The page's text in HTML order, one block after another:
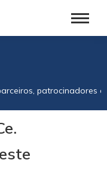
patrocinadores